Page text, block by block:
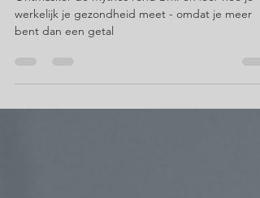
Ontmasker de mythes rond BMI en leer hoe je